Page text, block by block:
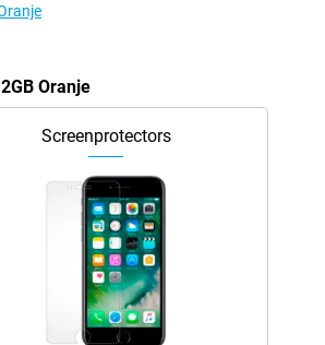
Oranje
Screenprotectors